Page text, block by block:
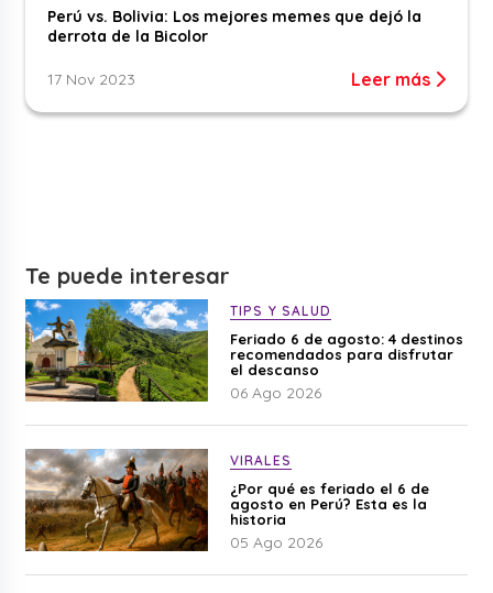
Perú vs. Bolivia: Los mejores memes que dejó la
derrota de la Bicolor
17 Nov 2023 Leer más
Te puede interesar
TIPS Y SALUD
Feriado 6 de agosto: 4 destinos
recomendados para disfrutar
el descanso
06 Ago 2026
VIRALES
¿Por qué es feriado el 6 de
agosto en Perú? Esta es la
historia
05 Ago 2026